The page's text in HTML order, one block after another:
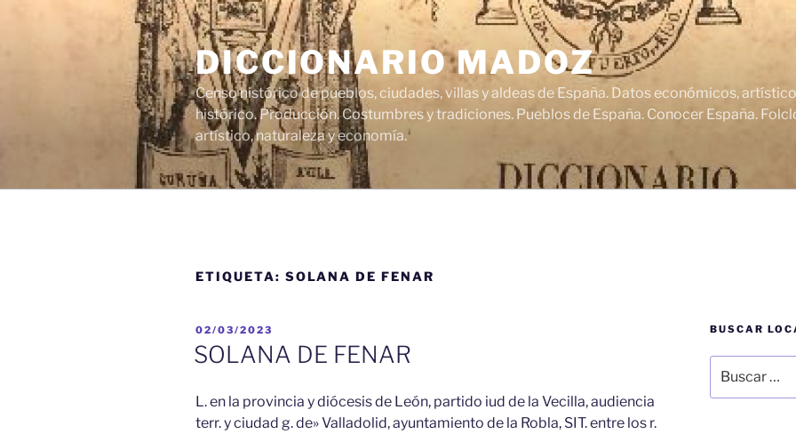
DICCIONARIO MADOZ
Censo histórico de pueblos, ciudades, villas y aldeas de España. Datos económicos,
histórico. Producción. Costumbres y tradiciones. Pueblos de España. Conocer España.
artístico, naturaleza y economía.
ETIQUETA: SOLANA DE FENAR
PUBLICADO
EL
02/03/2023
SOLANA DE FENAR
L. en la provincia y diócesis de León, partido iud de la Vecilla, audiencia
terr. y ciudad g. de» Valladolid, ayuntamiento de la Robla, SIT. entre los r.
BUSCAR
por: